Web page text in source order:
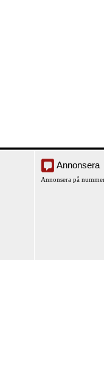
Annonsera
Annonsera på